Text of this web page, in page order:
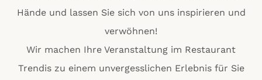
Hände und lassen Sie sich von uns inspirieren und
verwöhnen!
Wir machen Ihre Veranstaltung im Restaurant
Trendis zu einem unvergesslichen Erlebnis für Sie